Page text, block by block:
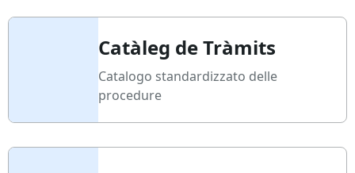
Catàleg de Tràmits
Catalogo standardizzato delle
procedure